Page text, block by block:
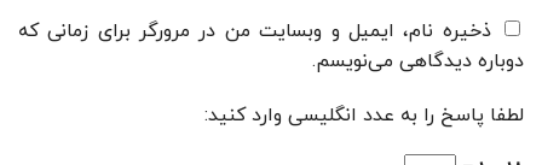
ذخیره نام، ایمیل و وبسایت من در مرورگر برای زمانی که
دوباره دیدگاهی می‌نویسم.
لطفا پاسخ را به عدد انگلیسی وارد کنید: